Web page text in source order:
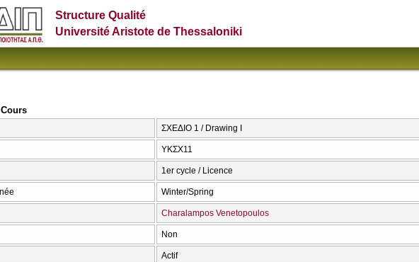
Structure Qualité
Université Aristote de Thessaloniki
ΣΧΕΔΙΟ 1 / Drawing I
ΥΚΣΧ11
1er cycle / Licence
Winter/Spring
Charalampos Venetopoulos
Non
Actif